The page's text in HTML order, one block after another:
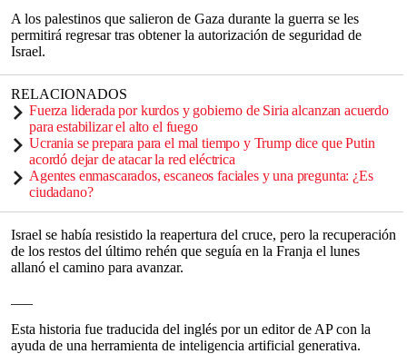
A los palestinos que salieron de Gaza durante la guerra se les
permitirá regresar tras obtener la autorización de seguridad de
Israel.
RELACIONADOS
Fuerza liderada por kurdos y gobierno de Siria alcanzan acuerdo
para estabilizar el alto el fuego
Ucrania se prepara para el mal tiempo y Trump dice que Putin
acordó dejar de atacar la red eléctrica
Agentes enmascarados, escaneos faciales y una pregunta: ¿Es
ciudadano?
Israel se había resistido la reapertura del cruce, pero la recuperación
de los restos del último rehén que seguía en la Franja el lunes
allanó el camino para avanzar.
Esta historia fue traducida del inglés por un editor de AP con la
ayuda de una herramienta de inteligencia artificial generativa.